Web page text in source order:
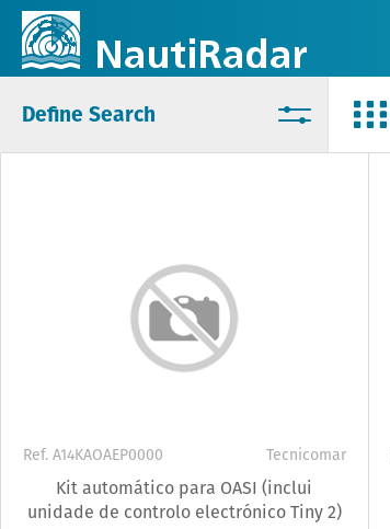
Define Search
Ref. A14KAOAEP0000 Tecnicomar
Kit automático para OASI (inclui
unidade de controlo electrónico Tiny 2)